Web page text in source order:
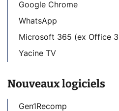
Google Chrome
WhatsApp
Microsoft 365 (ex Office
Yacine TV
Nouveaux logiciels
Gen1Recomp